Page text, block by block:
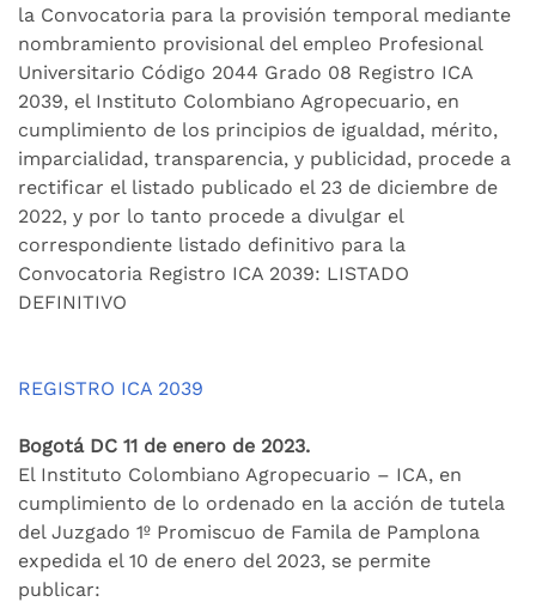
la Convocatoria para la provisión temporal mediante
nombramiento provisional del empleo Profesional
Universitario Código 2044 Grado 08 Registro ICA
2039, el Instituto Colombiano Agropecuario, en
cumplimiento de los principios de igualdad, mérito,
imparcialidad, transparencia, y publicidad, procede a
rectificar el listado publicado el 23 de diciembre de
2022, y por lo tanto procede a divulgar el
correspondiente listado definitivo para la
Convocatoria Registro ICA 2039: LISTADO
DEFINITIVO
REGISTRO ICA 2039
Bogotá DC 11 de enero de 2023.
El Instituto Colombiano Agropecuario – ICA, en
cumplimiento de lo ordenado en la acción de tutela
del Juzgado 1º Promiscuo de Famila de Pamplona
expedida el 10 de enero del 2023, se permite
publicar: